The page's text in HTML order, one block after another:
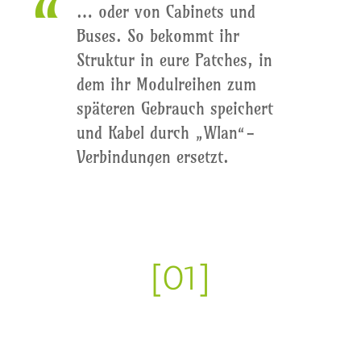
… oder von Cabinets und
Buses. So bekommt ihr
Struktur in eure Patches, in
dem ihr Modulreihen zum
späteren Gebrauch speichert
und Kabel durch „Wlan“-
Verbindungen ersetzt.
[01]